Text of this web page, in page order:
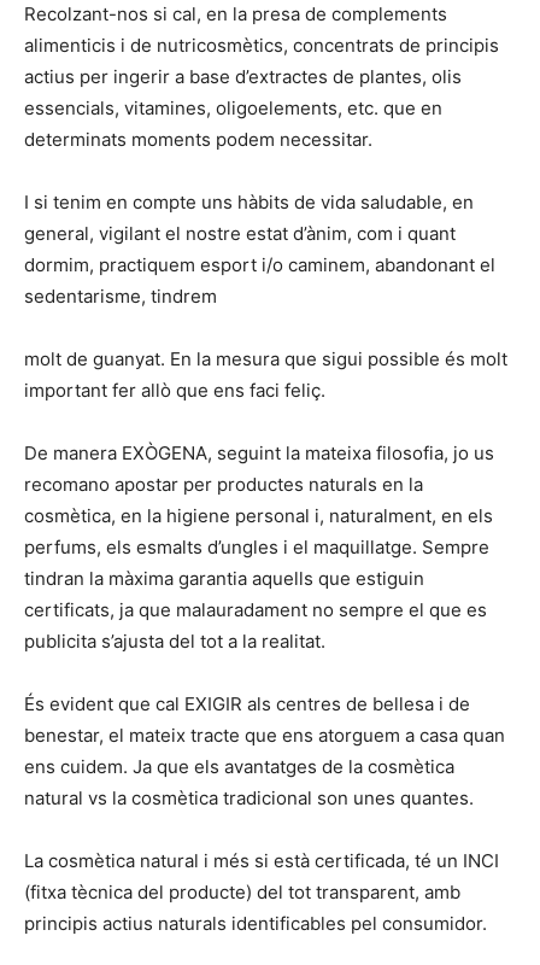
Recolzant-nos si cal, en la presa de complements
alimenticis i de nutricosmètics, concentrats de principis
actius per ingerir a base d’extractes de plantes, olis
essencials, vitamines, oligoelements, etc. que en
determinats moments podem necessitar.
I si tenim en compte uns hàbits de vida saludable, en
general, vigilant el nostre estat d’ànim, com i quant
dormim, practiquem esport i/o caminem, abandonant el
sedentarisme, tindrem
molt de guanyat. En la mesura que sigui possible és molt
important fer allò que ens faci feliç.
De manera EXÒGENA, seguint la mateixa filosofia, jo us
recomano apostar per productes naturals en la
cosmètica, en la higiene personal i, naturalment, en els
perfums, els esmalts d’ungles i el maquillatge. Sempre
tindran la màxima garantia aquells que estiguin
certificats, ja que malauradament no sempre el que es
publicita s’ajusta del tot a la realitat.
És evident que cal EXIGIR als centres de bellesa i de
benestar, el mateix tracte que ens atorguem a casa quan
ens cuidem. Ja que els avantatges de la cosmètica
natural vs la cosmètica tradicional son unes quantes.
La cosmètica natural i més si està certificada, té un INCI
(fitxa tècnica del producte) del tot transparent, amb
principis actius naturals identificables pel consumidor.